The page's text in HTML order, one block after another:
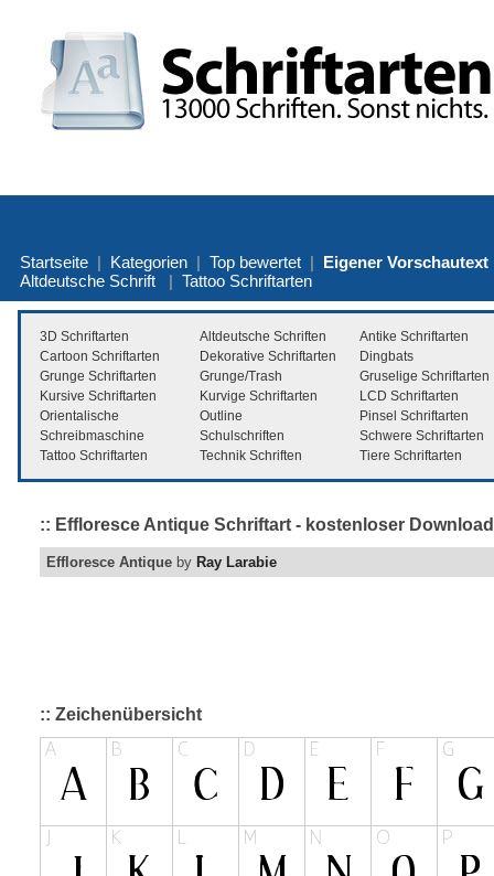
Startseite | Kategorien | Top bewertet | Eigener Vorschautext
Altdeutsche Schrift | Tattoo Schriftarten
3D Schriftarten Altdeutsche Schriften
Antike Schriftarten
Cartoon Schriftarten
Dekorative Schriftarten
Dingbats
Grunge Schriftarten
Grunge/Trash
Gruselige Schriftarten
Kursive Schriftarten
Kurvige Schriftarten
LCD Schriftarten
Orientalische
Outline
Pinsel Schriftarten
Schreibmaschine
Schulschriften
Schwere Schriftarten
Tattoo Schriftarten
Technik Schriften Tiere Schriftarten
:: Effloresce Antique Schriftart - kostenloser
Effloresce Antique by Ray Larabie
:: Zeichenübersicht